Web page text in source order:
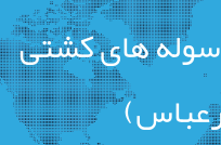
های کشتی